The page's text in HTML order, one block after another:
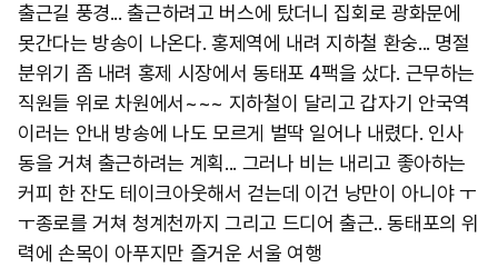
출근길 풍경... 출근하려고 버스에 탔더니 집회로 광화문에
못간다는 방송이 나온다. 홍제역에 내려 지하철 환숭... 명절
분위기 좀 내려 홍제 시장에서 동태포 4팩을 샀다. 근무하는
직원들 위로 차원에서~~~ 지하철이 달리고 갑자기 안국역
이러는 안내 방송에 나도 모르게 벌딱 일어나 내렸다. 인사
동을 거쳐 출근하려는 계획... 그러나 비는 내리고 좋아하는
커피 한 잔도 테이크아웃해서 걷는데 이건 낭만이 아니야 ㅜ
ㅜ ​종로를 거쳐 청계천까지 그리고 드디어 출근.. 동태포의 위
력에 손목이 아푸지만 즐거운 서울 여행